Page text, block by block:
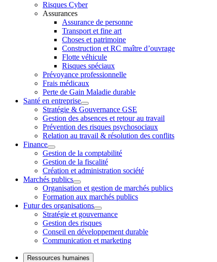
Risques Cyber
Assurances
Assurance de personne
Transport et fine art
Choses et patrimoine
Construction et RC maître d’ouvrage
Flotte véhicule
Risques spéciaux
Prévoyance professionnelle
Frais médicaux
Perte de Gain Maladie durable
Santé en entreprise
Stratégie & Gouvernance GSE
Gestion des absences et retour au travail
Prévention des risques psychosociaux
Relation au travail & résolution des conflits
Finance
Gestion de la comptabilité
Gestion de la fiscalité
Création et administration société
Marchés publics
Organisation et gestion de marchés publics
Formation aux marchés publics
Futur des organisations
Stratégie et gouvernance
Gestion des risques
Conseil en développement durable
Communication et marketing
Ressources humaines